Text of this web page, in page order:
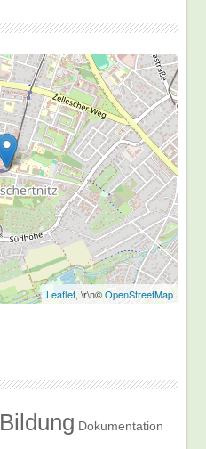
Leaflet, \r\n©OpenStreetMap
Bildung Dokumentation